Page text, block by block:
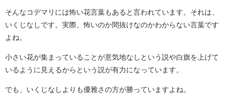
そんなコデマリには怖い花言葉もあると言われています。それは、
いくじなしです。実際、怖いのか間抜けなのかわからない言葉です
よね。
小さい花が集まっていることが意気地なしという説や白旗を上げて
いるように見えるからという説が有力になっています。
でも、いくじなしよりも優雅さの方が勝っていますよね。